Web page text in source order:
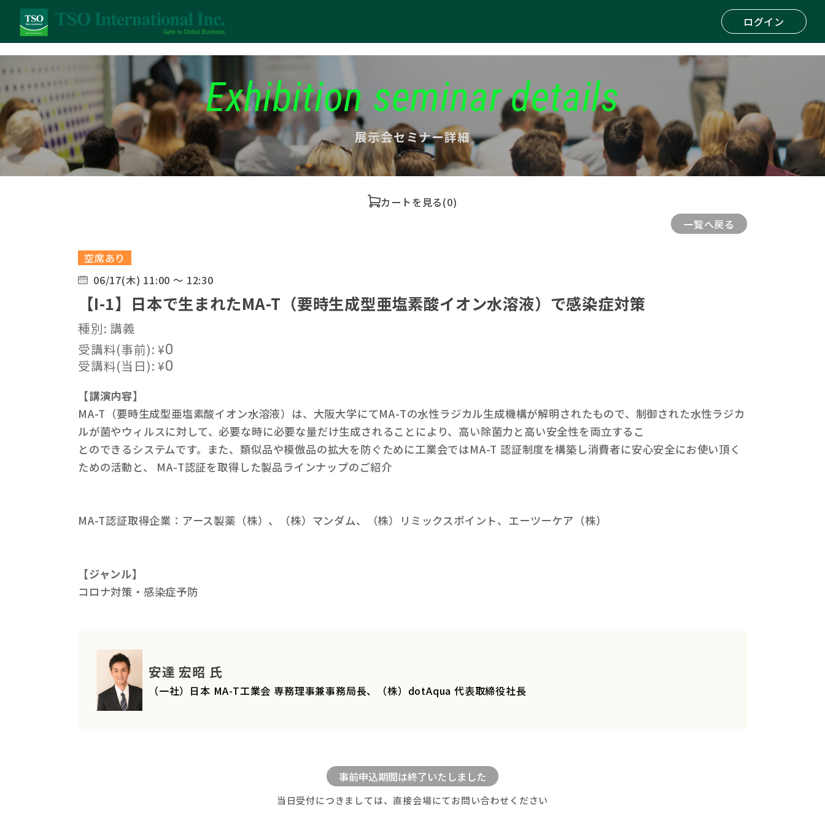
ログイン
Exhibition seminar details
展示会セミナー詳細
カートを見る(0)
一覧へ戻る
空席あり
06/17(木) 11:00 ～ 12:30
【I-1】⽇本で⽣まれたMA-T（要時⽣成型亜塩素酸イオン⽔溶液）で感染症対策
種別: 講義
受講料(事前):¥0
受講料(当日):¥0
【講演内容】
MA-T（要時⽣成型亜塩素酸イオン⽔溶液）は、⼤阪⼤学にてMA-Tの⽔性ラジカル⽣成機構が解明されたもので、制御された⽔性ラジカ
ルが菌やウィルスに対して、必要な時に必要な量だけ⽣成されることにより、⾼い除菌⼒と⾼い安全性を両⽴するこ
とのできるシステムです。また、類似品や模倣品の拡⼤を防ぐために⼯業会ではMA-T 認証制度を構築し消費者に安⼼安全にお使い頂く
ための活動と、 MA-T認証を取得した製品ラインナップのご紹介
MA-T認証取得企業：アース製薬（株）、（株）マンダム、（株）リミックスポイント、エーツーケア（株）
【ジャンル】
コロナ対策・感染症予防
安達 宏昭 氏
（一社）日本 MA-T工業会 専務理事兼事務局長、（株）dotAqua 代表取締役社長
当日受付につきましては、直接会場にてお問い合わせください